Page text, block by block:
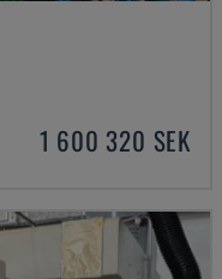
1 600 320 SEK